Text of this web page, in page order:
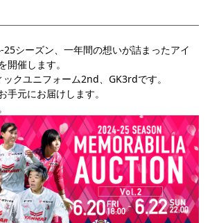
ジュール アクセス セレッソ大阪 アカデミー
席種 シーズンシート
観戦マナー&ルール
STADIUM
レデ
ズン記録
ー一覧
ズ チケット イベント パートナー
シーズン、一年間の想いが詰まったアイ
開催します。
クユニフォーム2nd、GK3rdです。
手元にお届けします。